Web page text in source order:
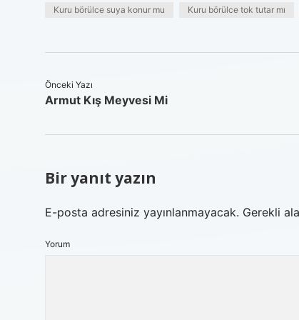
Kuru börülce suya konur mu Kuru börülce tok tutar mı
Önceki Yazı
Armut Kış Meyvesi Mi
Bir yanıt yazın
E-posta adresiniz yayınlanmayacak. Gerekli
Yorum